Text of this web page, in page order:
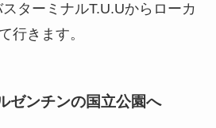
ターミナルT.U.Uからローカ
行きます。
ゼンチンの国立公園へ